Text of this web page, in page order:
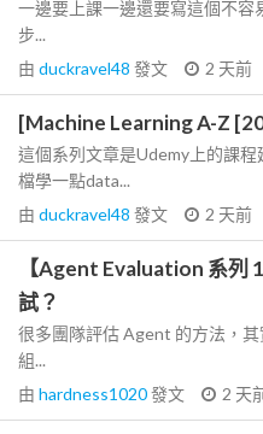
一邊要上課一邊還要寫這個不容
步...
由 duckravel48 發文 2 天前
[Machine Learning A-Z
這個系列文章是Udemy上的課
檔學一點data...
由 duckravel48 發文 2 天前
【Agent Evaluation 系列
試？
很多團隊評估 Agent 的方法，
組...
由 hardness1020發文 2 天